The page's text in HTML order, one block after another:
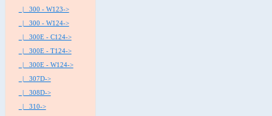
|_ 300 - W123->
|_ 300 - W124->
|_ 300E - C124->
|_ 300E - T124->
|_ 300E - W124->
|_ 307D->
|_ 308D->
|_ 310->